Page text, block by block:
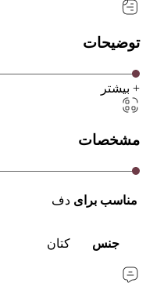
توضیحات
+ بیشتر
مشخصات
مناسب برای دف
جنس کتان